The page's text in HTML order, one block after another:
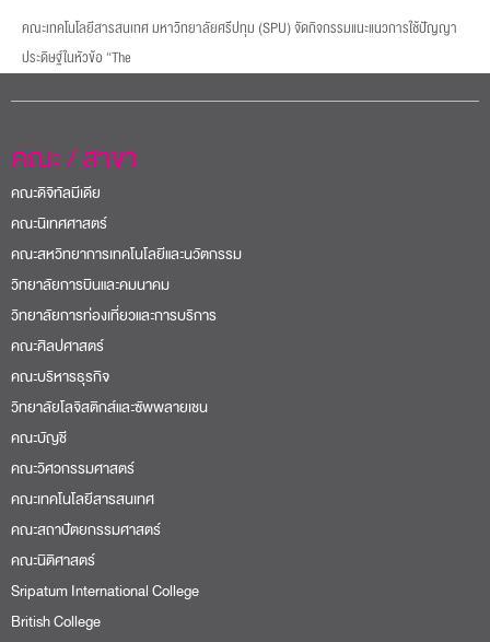
คณะเทคโนโลยีสารสนเทศ มหาวิทยาลัยศรีปทุม (SPU) จัดกิจกรรมแนะแนวการใช้ปัญญา
ประดิษฐ์ในหัวข้อ “The
คณะ / สาขา
คณะดิจิทัลมีเดีย
คณะนิเทศศาสตร์
คณะสหวิทยาการเทคโนโลยีและนวัตกรรม
วิทยาลัยการบินและคมนาคม
วิทยาลัยการท่องเที่ยวและการบริการ
คณะศิลปศาสตร์
คณะบริหารธุรกิจ
วิทยาลัยโลจิสติกส์และซัพพลายเชน
คณะบัญชี
คณะวิศวกรรมศาสตร์
คณะเทคโนโลยีสารสนเทศ
คณะสถาปัตยกรรมศาสตร์
คณะนิติศาสตร์
Sripatum International College
British College